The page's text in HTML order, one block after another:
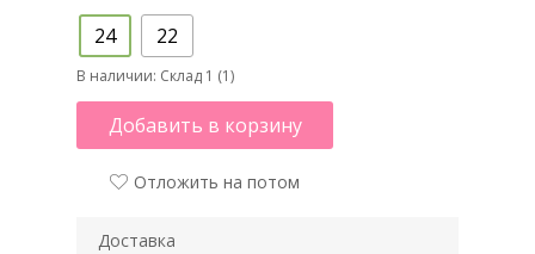
24
22
В наличии: Склад 1 (1)
Добавить в корзину
Отложить на потом
Доставка